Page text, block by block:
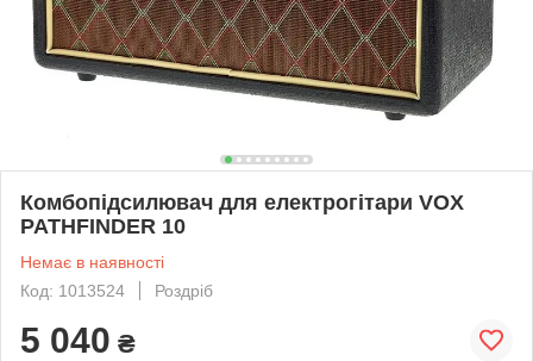
Комбопідсилювач для електрогітари VOX
PATHFINDER 10
Немає в наявності
Код: 1013524
Роздріб
5 040 ₴